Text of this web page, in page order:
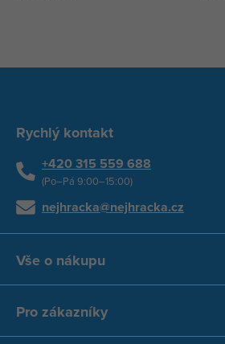
Rychlý kontakt
+420 315 559 688
(Po–Pá 9:00–15:00)
nejhracka@nejhracka.cz
Vše o nákupu
Pro zákazníky